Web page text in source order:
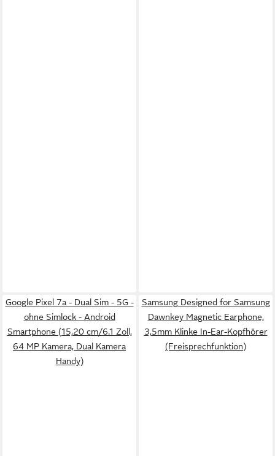
Google Pixel 7a - Dual Sim - 5G -
ohne Simlock - Android
Smartphone (15,20 cm/6.1 Zoll,
64 MP Kamera, Dual Kamera
Handy)
Samsung Designed for Samsung
Dawnkey Magnetic Earphone,
3,5mm Klinke In-Ear-Kopfhörer
(Freisprechfunktion)